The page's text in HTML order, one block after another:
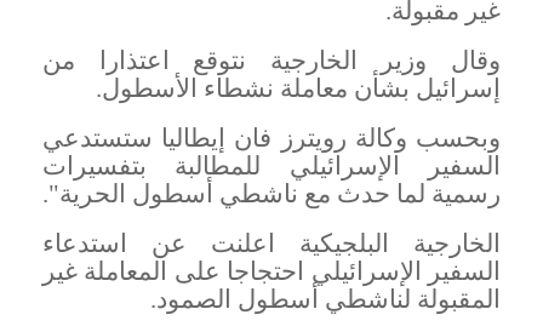
غير مقبولة.
وقال وزير الخارجية نتوقع اعتذارا من
إسرائيل بشأن معاملة نشطاء الأسطول.
وبحسب وكالة رويترز فان إيطاليا ستستدعي
السفير الإسرائيلي للمطالبة بتفسيرات
رسمية لما حدث مع ناشطي أسطول الحرية".
الخارجية البلجيكية اعلنت عن استدعاء
السفير الإسرائيلي احتجاجا على المعاملة غير
المقبولة لناشطي أسطول الصمود.